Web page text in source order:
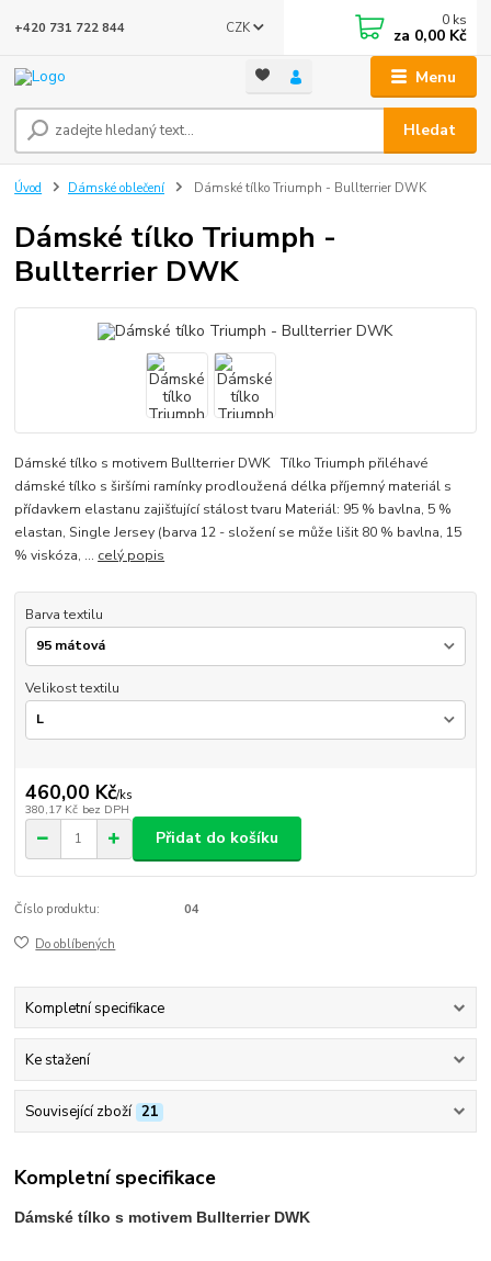
Menu
CZK
Hledat
+420 731 722 844 0 ks
za 0,00 Kč
Úvod Dámské oblečení Dámské tílko Triumph - Bullterrier DWK
Dámské tílko Triumph -
Bullterrier DWK
Dámské tílko s motivem Bullterrier DWK Tílko Triumph přiléhavé
dámské tílko s širšími ramínky prodloužená délka příjemný materiál s
přídavkem elastanu zajišťující stálost tvaru Materiál: 95 % bavlna, 5 %
elastan, Single Jersey (barva 12 - složení se může lišit 80 % bavlna, 15
% viskóza, ... celý popis
Barva textilu
Velikost textilu
460,00 Kč/ks
380,17 Kč bez DPH
Přidat do košíku
Číslo produktu: 04
Do oblíbených
Kompletní specifikace
Ke stažení
Související zboží 21
Kompletní specifikace
Dámské tílko s motivem Bullterrier DWK